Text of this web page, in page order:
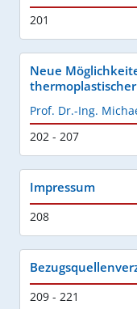
201
Neue
Prof. Dr.-Ing.
202 - 207
Impressum
208
209 - 221